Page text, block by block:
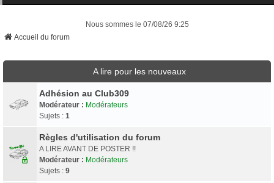
Nous sommes le 07/08/26 9:25
Accueil du forum
A lire pour les nouveaux
Adhésion au Club309
Modérateur : Modérateurs
Sujets : 1
Règles d'utilisation du forum
A LIRE AVANT DE POSTER !!
Modérateur : Modérateurs
Sujets : 9